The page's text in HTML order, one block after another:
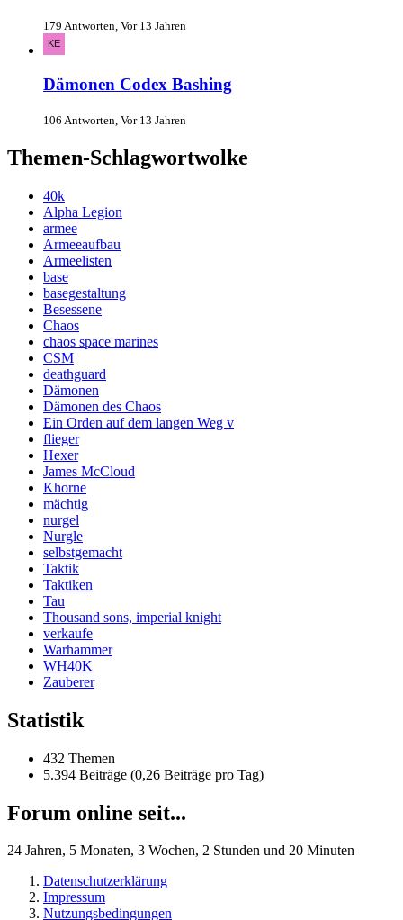
179 Antworten, Vor 13 Jahren
Dämonen Codex Bashing
106 Antworten, Vor 13 Jahren
Themen-Schlagwortwolke
40k
Alpha Legion
armee
Armeeaufbau
Armeelisten
base
basegestaltung
Besessene
Chaos
chaos space marines
CSM
deathguard
Dämonen
Dämonen des Chaos
Ein Orden auf dem langen Weg v
flieger
Hexer
James McCloud
Khorne
mächtig
nurgel
Nurgle
selbstgemacht
Taktik
Taktiken
Tau
Thousand sons, imperial knight
verkaufe
Warhammer
WH40K
Zauberer
Statistik
432 Themen
5.394 Beiträge (0,26 Beiträge pro Tag)
Forum online seit...
24 Jahren, 5 Monaten, 3 Wochen, 2 Stunden und 20 Minuten
Datenschutzerklärung
Impressum
Nutzungsbedingungen